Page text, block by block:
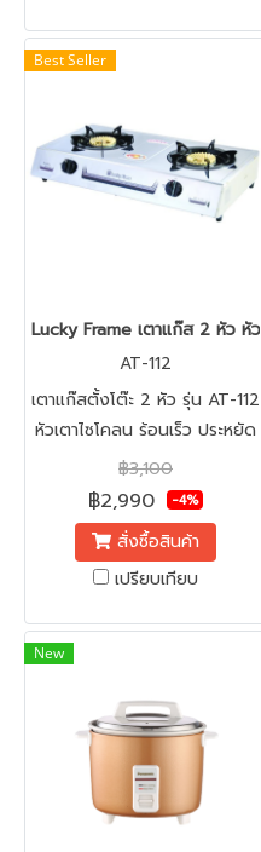
Best Seller
Lucky Frame เตาแก๊ส 2 หัว หั
AT-112
เตาแก๊สตั้งโต๊ะ 2 หัว รุ่น AT-112
หัวเตาไซโคลน ร้อนเร็ว ประหยัด
แก๊ส กำลังไฟ 3.3kW ผ่านการ
รับรองฉลากประสิทธิภาพสูง
เบอร์5
฿3,100
฿2,990 -4%
สั่งซื้อสินค้า
เปรียบเทียบ
New